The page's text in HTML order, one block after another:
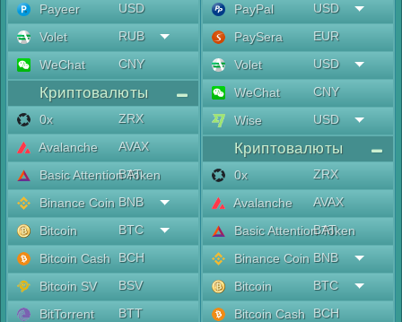
Payeer
USD
Volet
RUB
WeChat
CNY
Криптовалюты
0x
ZRX
Avalanche
AVAX
Basic Attention Token
BAT
Binance Coin BNB
Bitcoin
BTC
Bitcoin Cash
BCH
Bitcoin SV
BSV
BitTorrent
BTT
PayPal
USD
PaySera
EUR
Volet
USD
WeChat
CNY
Wise
USD
Криптовалюты
0x
ZRX
Avalanche
AVAX
Basic Attention Token
BAT
Binance Coin BNB
Bitcoin
BTC
Bitcoin Cash
BCH